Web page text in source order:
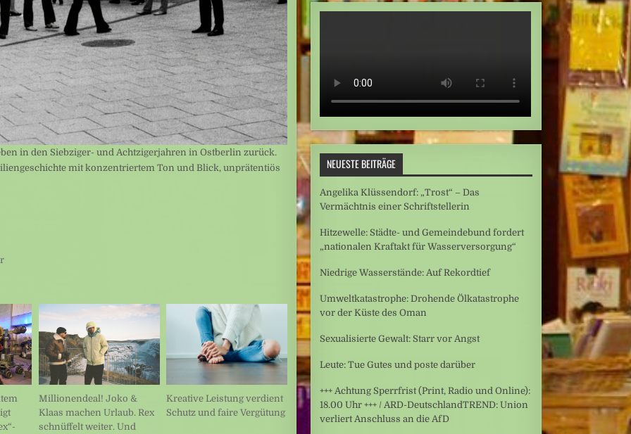
in den Siebziger- und Achtzigerjahren in Ostberlin zurück.
mit konzentriertem Ton und Blick, unprätentiös
Millionendeal! Joko &
Klaas machen Urlaub. Rex
schnüffelt weiter. Und
Kreative Leistung verdient
Schutz und faire Vergütung
NEUESTE BEITRÄGE
Angelika Klüssendorf: „Trost“ – Das
Vermächtnis einer Schriftstellerin
Hitzewelle: Städte- und Gemeindebund fordert
„nationalen Kraftakt für Wasserversorgung“
Niedrige Wasserstände: Auf Rekordtief
Umweltkatastrophe: Drohende Ölkatastrophe
vor der Küste des Oman
Sexualisierte Gewalt: Starr vor Angst
Leute: Tue Gutes und poste darüber
+++ Achtung Sperrfrist (Print, Radio und Online):
18.00 Uhr +++ / ARD-DeutschlandTREND: Union
verliert Anschluss an die AfD